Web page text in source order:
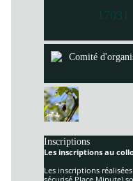
Comité
Inscriptions
Les inscriptions au
Les inscriptions